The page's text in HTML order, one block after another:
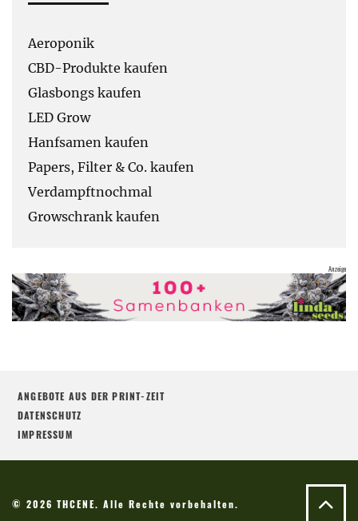
Aeroponik
CBD-Produkte kaufen
Glasbongs kaufen
LED Grow
Hanfsamen kaufen
Papers, Filter & Co. kaufen
Verdampftnochmal
Growschrank kaufen
ANGEBOTE AUS DER PRINT-ZEIT
DATENSCHUTZ
IMPRESSUM
© 2026 THCENE. Alle Rechte vorbehalten.